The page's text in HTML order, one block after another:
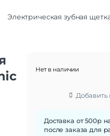
Электрическая зубная
Нет в наличии
Добавить
Доставка от 500р
после заказа для